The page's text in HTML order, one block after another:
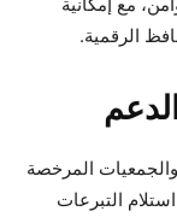
الرقمية.
المرخصة
التبرعات